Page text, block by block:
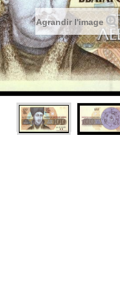
Agrandir l'image